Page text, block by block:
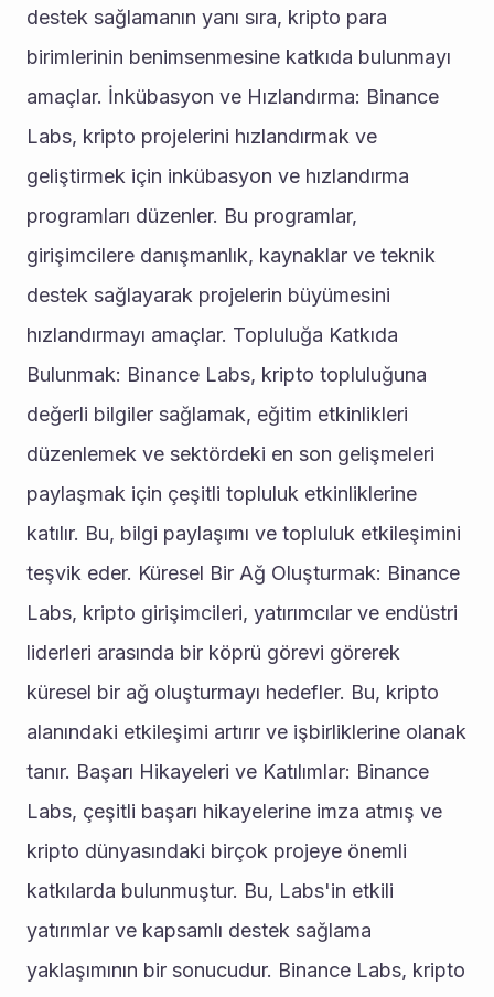
destek sağlamanın yanı sıra, kripto para
birimlerinin benimsenmesine katkıda bulunmayı
amaçlar. İnkübasyon ve Hızlandırma: Binance
Labs, kripto projelerini hızlandırmak ve
geliştirmek için inkübasyon ve hızlandırma
programları düzenler. Bu programlar,
girişimcilere danışmanlık, kaynaklar ve teknik
destek sağlayarak projelerin büyümesini
hızlandırmayı amaçlar. Topluluğa Katkıda
Bulunmak: Binance Labs, kripto topluluğuna
değerli bilgiler sağlamak, eğitim etkinlikleri
düzenlemek ve sektördeki en son gelişmeleri
paylaşmak için çeşitli topluluk etkinliklerine
katılır. Bu, bilgi paylaşımı ve topluluk etkileşimini
teşvik eder. Küresel Bir Ağ Oluşturmak: Binance
Labs, kripto girişimcileri, yatırımcılar ve endüstri
liderleri arasında bir köprü görevi görerek
küresel bir ağ oluşturmayı hedefler. Bu, kripto
alanındaki etkileşimi artırır ve işbirliklerine olanak
tanır. Başarı Hikayeleri ve Katılımlar: Binance
Labs, çeşitli başarı hikayelerine imza atmış ve
kripto dünyasındaki birçok projeye önemli
katkılarda bulunmuştur. Bu, Labs'in etkili
yatırımlar ve kapsamlı destek sağlama
yaklaşımının bir sonucudur. Binance Labs, kripto